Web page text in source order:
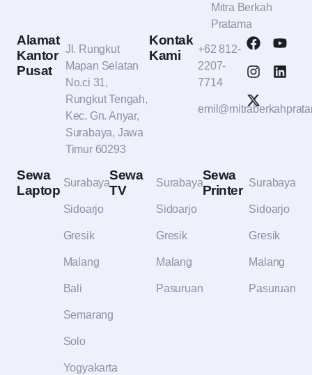
Sewa
Laptop
Surabaya
Sidoarjo
Gresik
Malang
Bali
Semarang
Solo
Yogyakarta
Sewa
TV
Surabaya
Sidoarjo
Gresik
Malang
Pasuruan
Sewa
Printer
Surabaya
Sidoarjo
Gresik
Malang
Pasuruan
Mitra Berkah
Pratama
Alamat
Kantor
Pusat
Jl. Rungkut
Mapan Selatan
No.ci 31,
Rungkut Tengah,
Kec. Gn. Anyar,
Surabaya, Jawa
Timur 60293
Kontak
Kami
+62 812-
2207-
7714